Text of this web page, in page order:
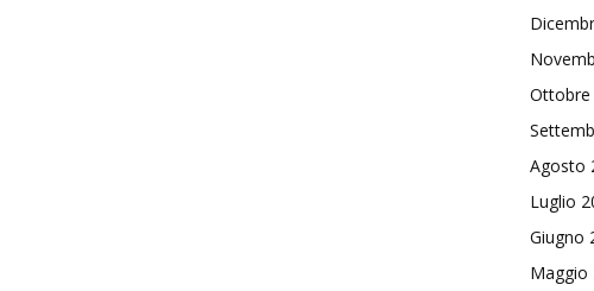
Ottobre
Agosto
Luglio
Giugno
Maggio